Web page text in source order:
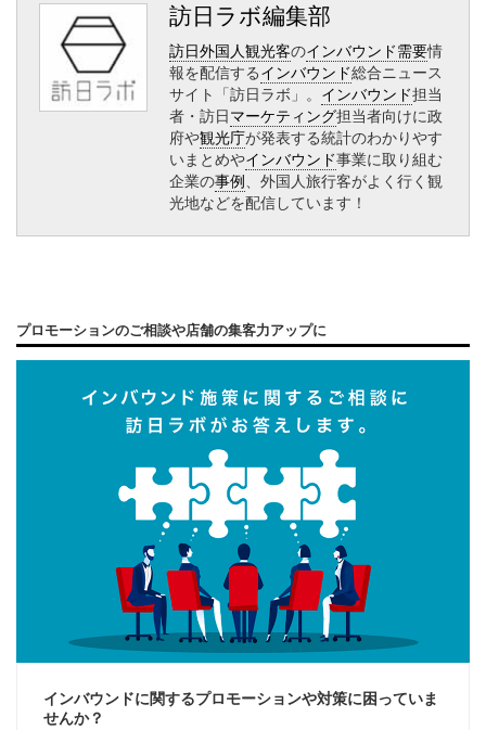
訪日ラボ編集部
訪日外国人観光客のインバウンド需要情
報を配信するインバウンド総合ニュース
サイト「訪日ラボ」。 インバウンド担当
者・訪日マーケティング担当者向けに政
府や観光庁が発表する統計のわかりやす
いまとめやインバウンド事業に取り組む
企業の事例、外国人旅行客がよく行く観
光地などを配信しています！
プロモーションのご相談や店舗の集客力アップに
インバウンドに関するプロモーションや対策に困っていま
せんか？